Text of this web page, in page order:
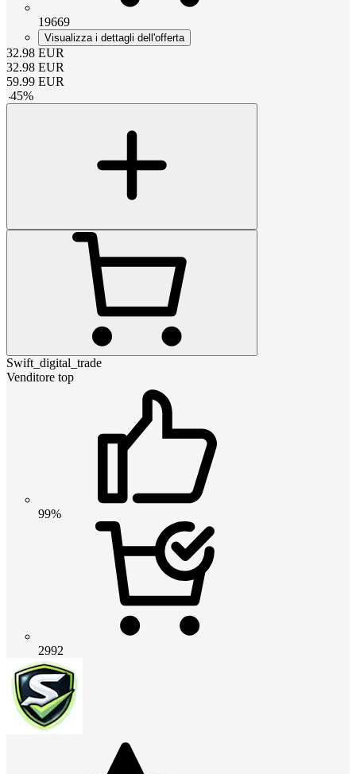
19669
Visualizza i dettagli dell'offerta
32.98 EUR
32.98 EUR
59.99 EUR
-45%
Swift_digital_trade
Venditore top
99%
2992